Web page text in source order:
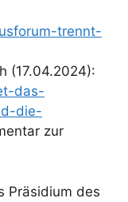
trennt-
(17.04.2024):
das-
die-
zur
Präsidium des